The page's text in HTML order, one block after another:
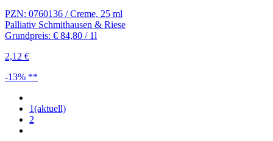
PZN: 0760136 / Creme, 25 ml
Palliativ Schmithausen & Riese
Grundpreis: € 84,80 / 1l
2,12 €
-13% **
1(aktuell)
2